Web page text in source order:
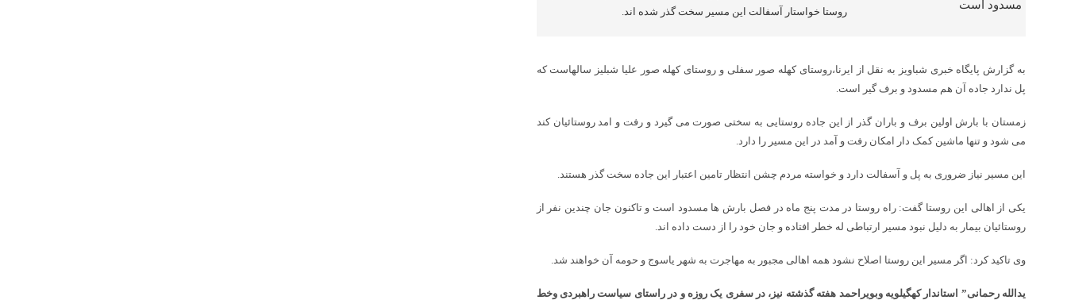
روستا خواستار آسفالت این مسیر سخت گذر شده اند.
به گزارش پایگاه خبری شباویز به نقل از ایرنا،روستای کهله صور سفلی و روستای کهله صور علیا شبلیز سالهاست که
پل ندارد جاده آن هم مسدود و برف گیر است.
زمستان با بارش اولین برف و باران گذر از این جاده روستایی به سختی صورت می گیرد و رفت و امد روستائیان کند
می شود و تنها ماشین کمک دار امکان رفت و آمد در این مسیر را دارد.
این مسیر نیاز ضروری به پل و آسفالت دارد و خواسته مردم چشن انتظار تامین اعتبار این جاده سخت گذر هستند.
یکی از اهالی این روستا گفت: راه روستا در مدت پنج ماه در فصل بارش ها مسدود است و تاکنون جان چندین نفر از
روستائیان بیمار به دلیل نبود مسیر ارتباطی له خطر افتاده و جان خود را از دست داده اند.
وی تاکید کرد: اگر مسیر این روستا اصلاح نشود همه اهالی مجبور به مهاجرت به شهر یاسوج و حومه آن خواهند شد.
یدالله رحمانی” استاندار کهگیلویه وبویراحمد هفته گذشته نیز، در سفری یک روزه و در راستای سیاست راهبردی وخط